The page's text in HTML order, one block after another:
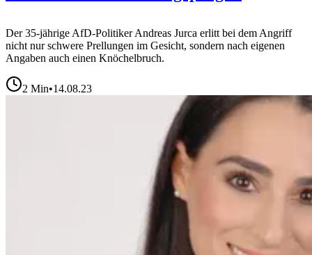
Der 35-jährige AfD-Politiker Andreas Jurca erlitt bei dem Angriff
nicht nur schwere Prellungen im Gesicht, sondern nach eigenen
Angaben auch einen Knöchelbruch.
2 Min•14.08.23